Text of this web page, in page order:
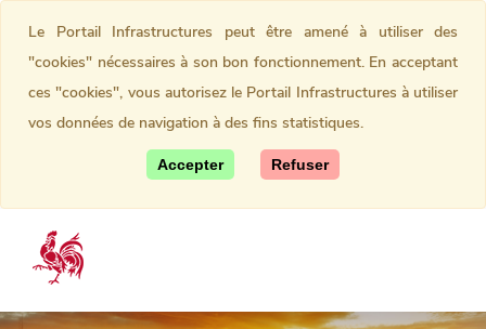
Le Portail Infrastructures peut être amené à utiliser des
"cookies" nécessaires à son bon fonctionnement. En acceptant
ces "cookies", vous autorisez le Portail Infrastructures à utiliser
vos données de navigation à des fins statistiques.
Accepter Refuser